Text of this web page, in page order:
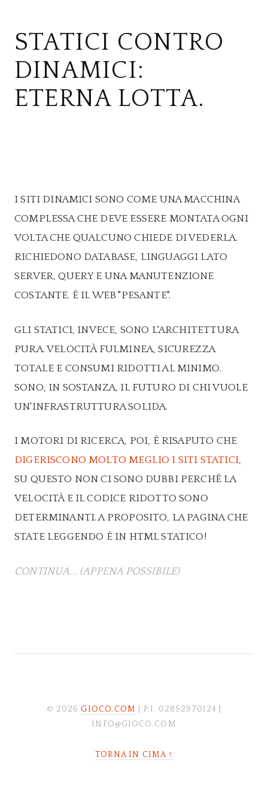
STATICI CONTRO
DINAMICI:
ETERNA LOTTA.
I SITI DINAMICI SONO COME UNA MACCHINA
COMPLESSA CHE DEVE ESSERE MONTATA OGNI
VOLTA CHE QUALCUNO CHIEDE DI VEDERLA.
RICHIEDONO DATABASE, LINGUAGGI LATO
SERVER, QUERY E UNA MANUTENZIONE
COSTANTE. È IL WEB "PESANTE".
GLI STATICI, INVECE, SONO L'ARCHITETTURA
PURA. VELOCITÀ FULMINEA, SICUREZZA
TOTALE E CONSUMI RIDOTTI AL MINIMO.
SONO, IN SOSTANZA, IL FUTURO DI CHI VUOLE
UN'INFRASTRUTTURA SOLIDA.
I MOTORI DI RICERCA, POI, È RISAPUTO CHE
DIGERISCONO MOLTO MEGLIO I SITI STATICI,
SU QUESTO NON CI SONO DUBBI PERCHÉ LA
VELOCITÀ E IL CODICE RIDOTTO SONO
DETERMINANTI. A PROPOSITO, LA PAGINA CHE
STATE LEGGENDO È IN HTML STATICO!
CONTINUA... (APPENA POSSIBILE)
© 2026 GIOCO.COM
| P.I. 02852970124 |
INFO@GIOCO.COM
TORNA IN CIMA ↑